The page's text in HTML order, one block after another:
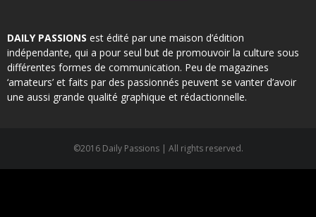
DAILY PASSIONS est édité par une maison d’édition
indépendante, qui a pour seul but de promouvoir la culture sous
différentes formes de communication. Peu de magazines
‘amateurs’ et faits par des passionnés peuvent se vanter d’avoir
une aussi grande qualité graphique et rédactionnelle.
©2016 Daily Passions | All rights reserved.